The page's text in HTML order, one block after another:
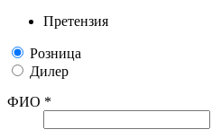
Претензия
Розница
Дилер
ФИО *